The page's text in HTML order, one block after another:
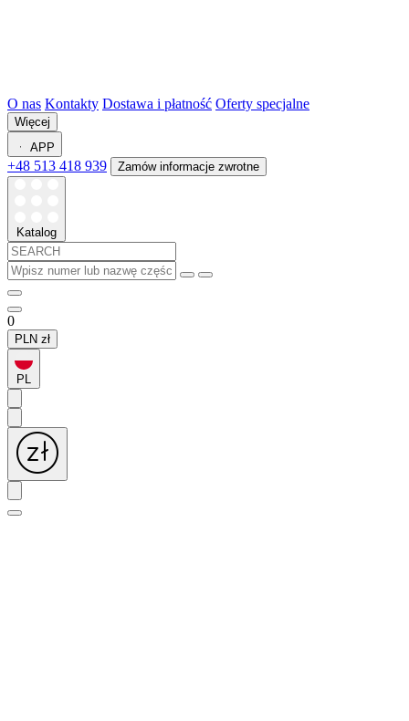
O nas Kontakty Dostawa i płatność Oferty specjalne
Więcej
APP
+48 513 418 939 Zamów informacje zwrotne
Katalog
0
PLN zł
PL